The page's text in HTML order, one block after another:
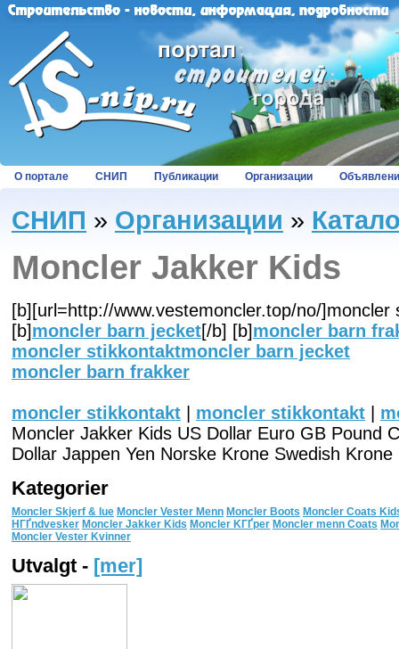
О портале СНИП Публикации Организации
СНИП » Организации »
Moncler Jakker Kids
[b][url=http://www.vestemoncler.top/no/
[b]moncler barn jecket[/b] [b]moncler barn
moncler stikkontaktmoncler barn jecket
moncler barn frakker
moncler stikkontakt moncler stikkontakt
Moncler Jakker Kids US Dollar Euro GB Pound
Dollar Jappen Yen Norske Krone Swedish
Kategorier
Moncler Skjerf & lue Moncler Vester Menn Moncler Boots Moncler Coats
HГҐndvesker Moncler Jakker Kids Moncler KГҐper Moncler menn Coats
Moncler Vester Kvinner
Utvalgt - [mer]